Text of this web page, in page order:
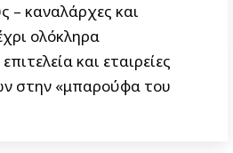
– καναλάρχες και
ολόκληρα
και εταιρείες
στην «μπαρούφα του